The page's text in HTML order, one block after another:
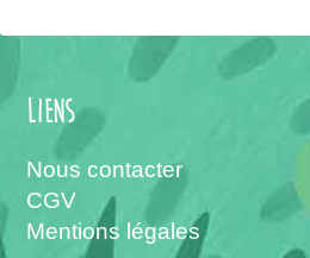
Liens
Nous contacter
CGV
Mentions légales